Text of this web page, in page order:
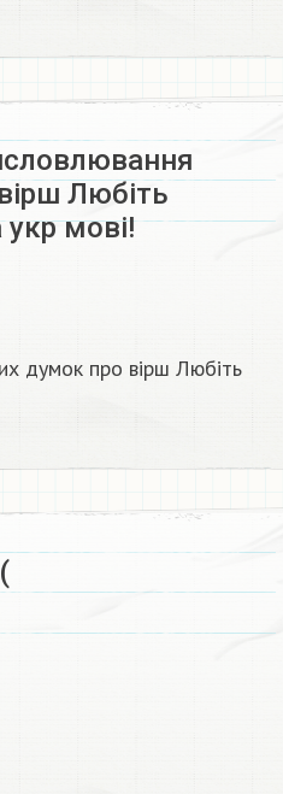
Любіть
укр мові!​
думок про вірш Любіть